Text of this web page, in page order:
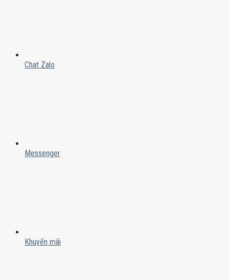
Chat Zalo
Messenger
Khuyến mãi